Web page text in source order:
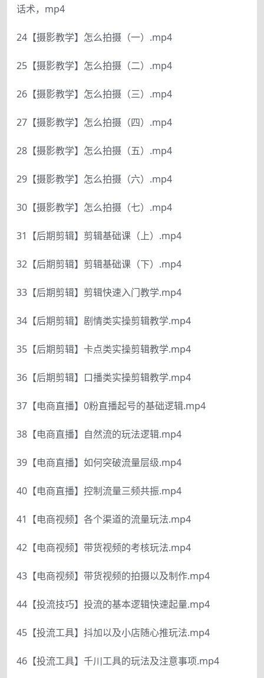
话术，mp4
24【摄影教学】怎么拍摄（一）.mp4
25【摄影教学】怎么拍摄（二）.mp4
26【摄影教学】怎么拍摄（三）.mp4
27【摄影教学】怎么拍摄（四）.mp4
28【摄影教学】怎么拍摄（五）.mp4
29【摄影教学】怎么拍摄（六）.mp4
30【摄影教学】怎么拍摄（七）.mp4
31【后期剪辑】剪辑基础课（上）.mp4
32【后期剪辑】剪辑基础课（下）.mp4
33【后期剪辑】剪辑快速入门教学.mp4
34【后期剪辑】剧情类实操剪辑教学.mp4
35【后期剪辑】卡点类实操剪辑教学.mp4
36【后期剪辑】口播类实操剪辑教学.mp4
37【电商直播】0粉直播起号的基础逻辑.mp4
38【电商直播】自然流的玩法逻辑.mp4
39【电商直播】如何突破流量层级.mp4
40【电商直播】控制流量三频共振.mp4
41【电商视频】各个渠道的流量玩法.mp4
42【电商视频】带货视频的考核玩法.mp4
43【电商视频】带货视频的拍摄以及制作.mp4
44【投流技巧】投流的基本逻辑快速起量.mp4
45【投流工具】抖加以及小店随心推玩法.mp4
46【投流工具】千川工具的玩法及注意事项.mp4